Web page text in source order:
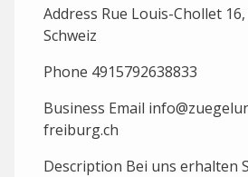
Address Rue Louis-Chollet
Schweiz
Phone 4915792638833
Business Email
freiburg.ch
Description Bei uns erhalten